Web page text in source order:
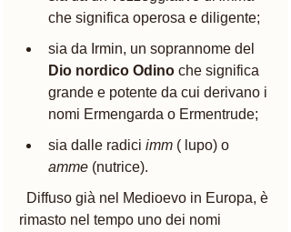
che significa operosa e diligente;
sia da Irmin, un soprannome del
Dio nordico Odino che significa
grande e potente da cui derivano i
nomi Ermengarda o Ermentrude;
sia dalle radici imm ( lupo) o
amme (nutrice).
rimasto nel tempo uno dei nomi